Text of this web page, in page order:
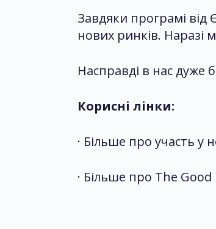
Завдяки програмі від
нових ринків. Наразі
Насправді в нас дуже
Корисні лінки:
· Більше про участь у
· Більше про The